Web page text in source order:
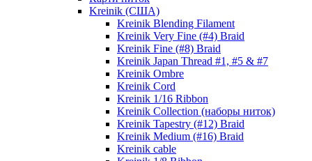
Kreinik (США)
Kreinik Blending Filament
Kreinik Very Fine (#4) Braid
Kreinik Fine (#8) Braid
Kreinik Japan Thread #1, #5 & #7
Kreinik Ombre
Kreinik Cord
Kreinik 1/16 Ribbon
Kreinik Collection (наборы ниток)
Kreinik Tapestry (#12) Braid
Kreinik Medium (#16) Braid
Kreinik cable